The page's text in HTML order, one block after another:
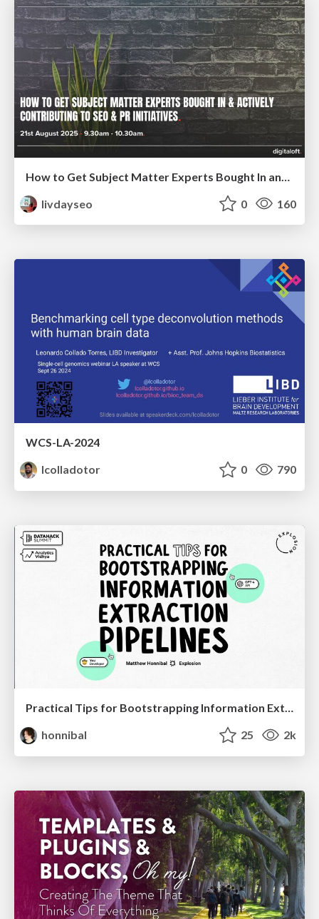
livdayseo
0 160
WCS-LA-2024
lcolladotor
0 790
Practical Tips for Bootstrapping Information Extraction Pipelines
honnibal
25 2k